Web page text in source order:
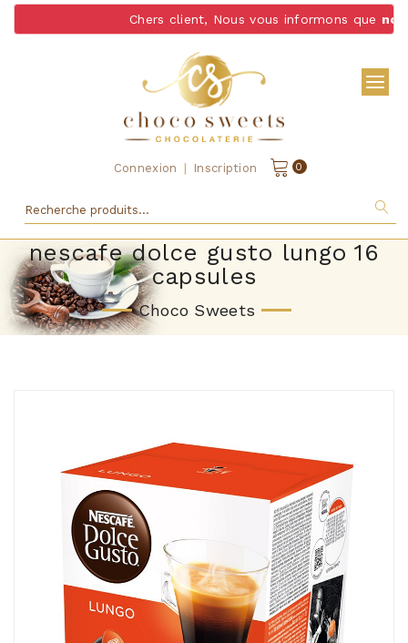
Chers client, Nous vous informons que
Connexion | Inscription 0
nescafe dolce gusto lungo 16
capsules
Choco Sweets